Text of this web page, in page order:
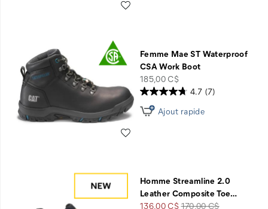
Femme Mae ST Waterproof
CSA Work Boot
price
185,00 C$
4.7 (7)
Ajout rapide
Homme Streamline 2.0
Leather Composite Toe…
Prix
136,00 C$Prix
170,00 C$